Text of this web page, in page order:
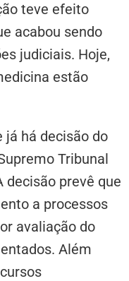
teve efeito
acabou sendo
judiciais. Hoje,
estão
já há decisão do
Tribunal
decisão prevê que
a processos
avaliação do
Além